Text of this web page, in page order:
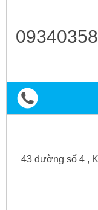
43 đường số 4 ,